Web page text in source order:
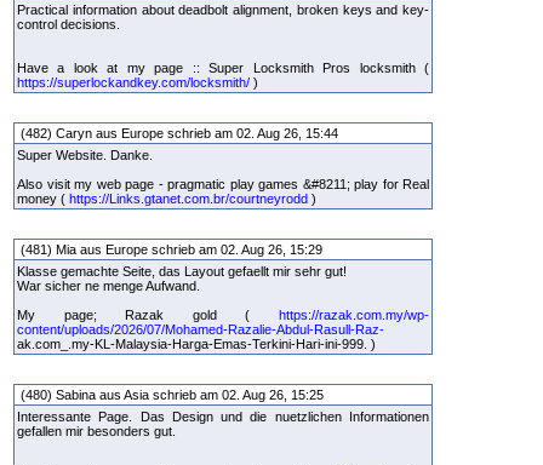
Practical information about deadbolt alignment, broken keys and key-
control decisions.
Have a look at my page :: Super Locksmith Pros locksmith (
https://superlockandkey.com/locksmith/ )
(482) Caryn aus Europe schrieb am 02. Aug 26, 15:44
Super Website. Danke.
Also visit my web page - pragmatic play games &#8211; play for Real
money ( https://Links.gtanet.com.br/courtneyrodd )
(481) Mia aus Europe schrieb am 02. Aug 26, 15:29
Klasse gemachte Seite, das Layout gefaellt mir sehr gut!
War sicher ne menge Aufwand.
My page; Razak gold ( https://razak.com.my/wp-
content/uploads/2026/07/Mohamed-Razalie-Abdul-Rasull-Raz-
ak.com_.my-KL-Malaysia-Harga-Emas-Terkini-Hari-ini-999. )
(480) Sabina aus Asia schrieb am 02. Aug 26, 15:25
Interessante Page. Das Design und die nuetzlichen Informationen
gefallen mir besonders gut.